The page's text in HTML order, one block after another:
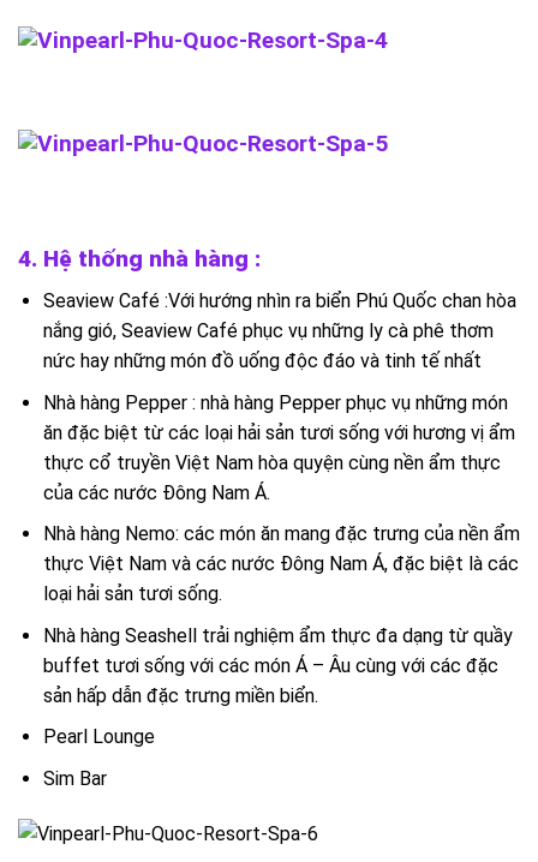
4. Hệ thống nhà hàng :
Seaview Café :Với hướng nhìn ra biển Phú Quốc chan hòa
nắng gió, Seaview Café phục vụ những ly cà phê thơm
nức hay những món đồ uống độc đáo và tinh tế nhất
Nhà hàng Pepper : nhà hàng Pepper phục vụ những món
ăn đặc biệt từ các loại hải sản tươi sống với hương vị ẩm
thực cổ truyền Việt Nam hòa quyện cùng nền ẩm thực
của các nước Đông Nam Á.
Nhà hàng Nemo: các món ăn mang đặc trưng của nền ẩm
thực Việt Nam và các nước Đông Nam Á, đặc biệt là các
loại hải sản tươi sống.
Nhà hàng Seashell trải nghiệm ẩm thực đa dạng từ quầy
buffet tươi sống với các món Á – Âu cùng với các đặc
sản hấp dẫn đặc trưng miền biển.
Pearl Lounge
Sim Bar